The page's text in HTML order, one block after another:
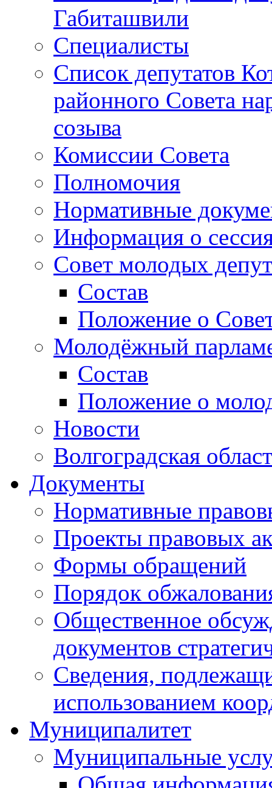
Габиташвили
Специалисты
Список депутатов
районного Совета
созыва
Комиссии Совета
Полномочия
Нормативные
Информация о
Совет молодых
Состав
Положение о
Молодёжный
Состав
Положение о
Новости
Волгоградская
Документы
Нормативные
Проекты правовых
Формы обращений
Порядок
Общественное
документов
Сведения,
использованием
Муниципалитет
Муниципальные